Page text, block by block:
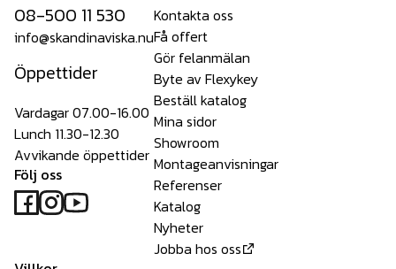
08-500 11 530
info@skandinaviska.nu
Öppettider
Vardagar 07.00-16.00
Lunch 11.30-12.30
Avvikande öppettider
Följ oss
Kontakta oss
Få offert
Gör felanmälan
Byte av Flexykey
Beställ katalog
Mina sidor
Showroom
Montageanvisningar
Referenser
Katalog
Nyheter
Jobba hos oss